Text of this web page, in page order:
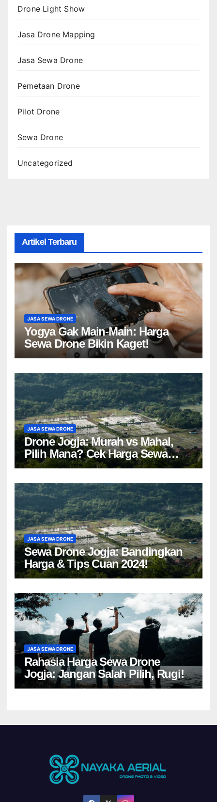
Drone Light Show
Jasa Drone Mapping
Jasa Sewa Drone
Pemetaan Drone
Pilot Drone
Sewa Drone
Uncategorized
Artikel Terbaru
JASA SEWA DRONE
Yogya Gak Main-Main: Harga
Sewa Drone Bikin Kaget!
JASA SEWA DRONE
Drone Jogja: Murah vs Mahal,
Pilih Mana? Cek Harga Sewa
Drone Yogyakarta!
JASA SEWA DRONE
Sewa Drone Jogja: Bandingkan
Harga & Tips Cuan 2024!
JASA SEWA DRONE
Rahasia Harga Sewa Drone
Jogja: Jangan Salah Pilih, Rugi!